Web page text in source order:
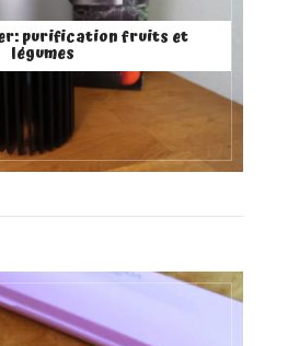
purification fruits et
légumes